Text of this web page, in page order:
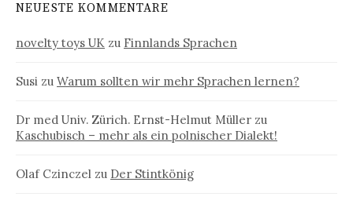
NEUESTE KOMMENTARE
novelty toys UK zu Finnlands Sprachen
Susi zu Warum sollten wir mehr Sprachen lernen?
Dr med Univ. Zürich. Ernst-Helmut Müller zu
Kaschubisch – mehr als ein polnischer Dialekt!
Olaf Czinczel zu Der Stintkönig